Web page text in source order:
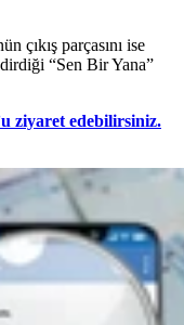
çıkış parçasını ise
“Sen Bir Yana”
ziyaret edebilirsiniz.